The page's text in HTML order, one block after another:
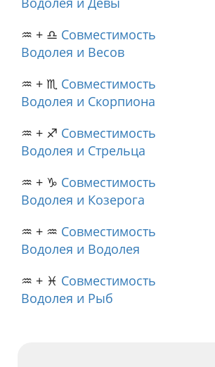
♒ + ♎ Совместимость
Водолея и Весов
♒ + ♏ Совместимость
Водолея и Скорпиона
♒ + ♐ Совместимость
Водолея и Стрельца
♒ + ♑ Совместимость
Водолея и Козерога
♒ + ♒ Совместимость
Водолея и Водолея
♒ + ♓ Совместимость
Водолея и Рыб